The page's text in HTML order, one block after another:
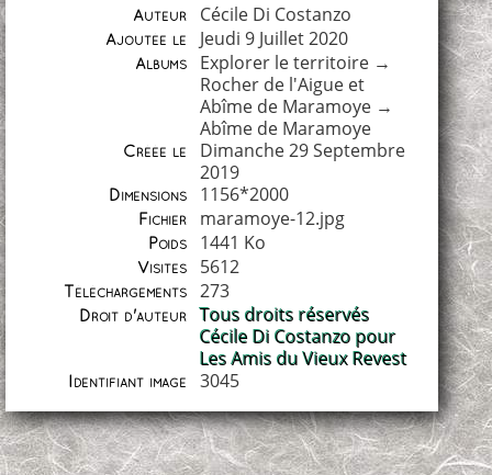
Auteur Cécile Di Costanzo
Ajoutée le Jeudi 9 Juillet 2020
Albums Explorer le territoire→
Rocher de l'Aigue et
Abîme de Maramoye→
Abîme de Maramoye
Créée le
Dimanche 29 Septembre
2019
Dimensions 1156*2000
Fichier maramoye-12.jpg
Poids 1441 Ko
Visites 5612
Téléchargements 273
Droit d'auteur
Tous droits réservés
Cécile Di Costanzo pour
Les Amis du Vieux Revest
Identifiant image 3045